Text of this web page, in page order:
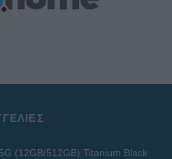
(12GB/512GB) Titanium Black